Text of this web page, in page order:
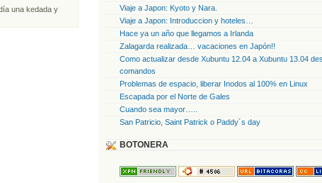
una kedada y
Viaje a Japon: Kyoto y Nara.
Viaje a Japon: Introduccion y hoteles…
Hace ya un año que llegamos a Irlanda
Zalagarda realizada… vacaciones en Japón!!
Como actualizar desde Xubuntu 12.04 a Xubuntu 13.04
comandos
Problemas de espacio, liberar Inodos al 100% en Linux
Escapada por el Norte de Gales
Cuando sea mayor…..
San Patricio, Saint Patrick o Paddy´s day
BOTONERA